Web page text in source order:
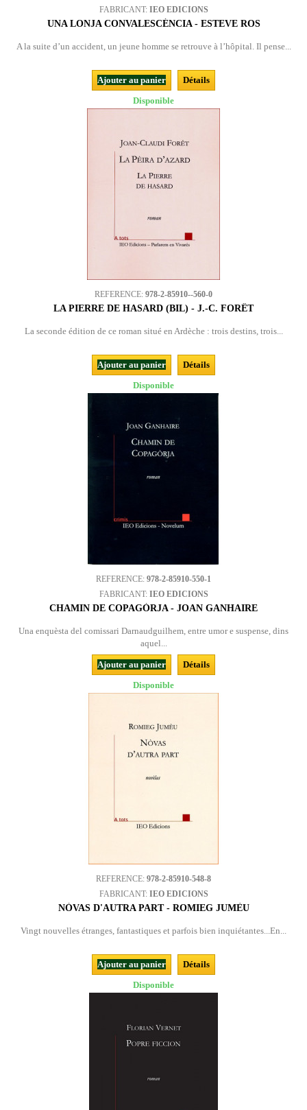
FABRICANT: IEO EDICIONS
UNA LONJA CONVALESCÉNCIA - ESTEVE ROS
A la suite d’un accident, un jeune homme se retrouve à l’hôpital. Il pense...
Ajouter au panier
Détails
Disponible
REFERENCE: 978-2-85910--560-0
LA PIERRE DE HASARD (BIL) - J.-C. FORÊT
La seconde édition de ce roman situé en Ardèche : trois destins, trois...
Ajouter au panier
Détails
Disponible
REFERENCE: 978-2-85910-550-1
FABRICANT: IEO EDICIONS
CHAMIN DE COPAGÒRJA - JOAN GANHAIRE
Una enquèsta del comissari Darnaudguilhem, entre umor e suspense, dins
aquel...
Ajouter au panier
Détails
Disponible
REFERENCE: 978-2-85910-548-8
FABRICANT: IEO EDICIONS
NÒVAS D'AUTRA PART - ROMIEG JUMÈU
Vingt nouvelles étranges, fantastiques et parfois bien inquiétantes...En...
Ajouter au panier
Détails
Disponible